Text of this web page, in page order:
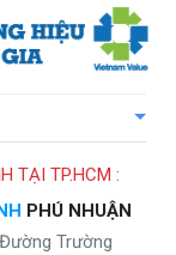
TẠI TP.HCM :
PHÚ NHUẬN
Trường